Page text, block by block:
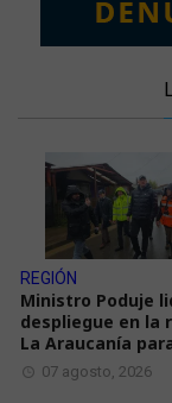
REGIÓN
Ministro Poduje
despliegue en la
La Araucanía
07 agosto, 2026